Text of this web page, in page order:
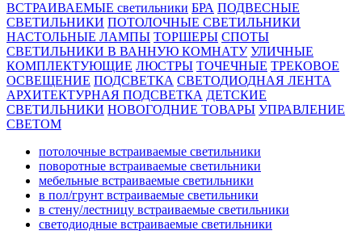
ВСТРАИВАЕМЫЕ светильники БРА ПОДВЕСНЫЕ
СВЕТИЛЬНИКИ ПОТОЛОЧНЫЕ СВЕТИЛЬНИКИ
НАСТОЛЬНЫЕ ЛАМПЫ ТОРШЕРЫ СПОТЫ
СВЕТИЛЬНИКИ В ВАННУЮ КОМНАТУ УЛИЧНЫЕ
КОМПЛЕКТУЮЩИЕ ЛЮСТРЫ ТОЧЕЧНЫЕ ТРЕКОВОЕ
ОСВЕЩЕНИЕ ПОДСВЕТКА СВЕТОДИОДНАЯ ЛЕНТА
АРХИТЕКТУРНАЯ ПОДСВЕТКА ДЕТСКИЕ
СВЕТИЛЬНИКИ НОВОГОДНИЕ ТОВАРЫ УПРАВЛЕНИЕ
СВЕТОМ
потолочные встраиваемые светильники
поворотные встраиваемые светильники
мебельные встраиваемые светильники
в пол/грунт встраиваемые светильники
в стену/лестницу встраиваемые светильники
светодиодные встраиваемые светильники